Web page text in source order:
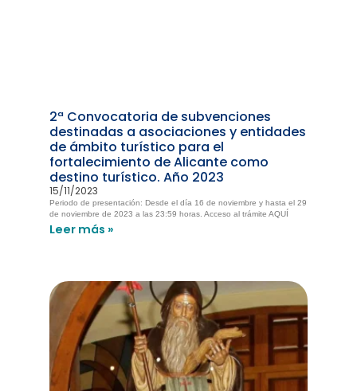
2ª Convocatoria de subvenciones
destinadas a asociaciones y entidades
de ámbito turístico para el
fortalecimiento de Alicante como
destino turístico. Año 2023
15/11/2023
Periodo de presentación: Desde el día 16 de noviembre y hasta el 29
de noviembre de 2023 a las 23:59 horas. Acceso al trámite AQUÍ
Leer más »